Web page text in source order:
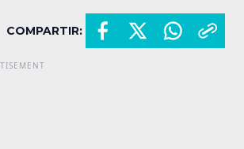
COMPARTIR: